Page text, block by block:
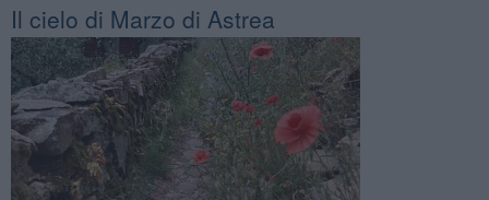
​Il cielo di Marzo di Astrea